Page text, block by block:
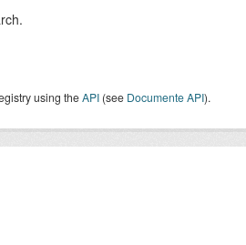
using theAPI (see Documente API).